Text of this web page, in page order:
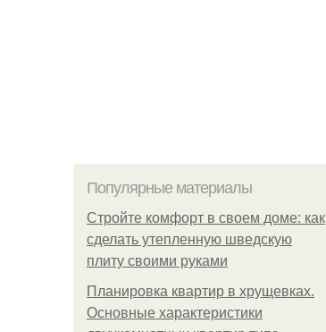
Популярные материалы
Стройте комфорт в своем доме: как
сделать утепленную шведскую
плиту своими руками
Планировка квартир в хрущевках.
Основные характеристики